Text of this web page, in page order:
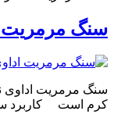
سنگ مرمریت
سنگ مرمریت اداوی
کرم است کاربرد